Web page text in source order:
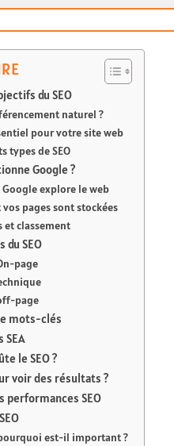
du SEO
naturel ?
pour votre site web
types de SEO
Google ?
explore le web
pages sont stockées
et classement
du SEO
page
page
mots-clés
SEA
le SEO ?
voir des résultats ?
performances SEO
pourquoi est-il important ?